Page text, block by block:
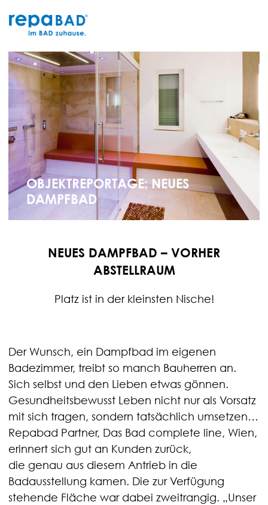
Inhalt
springen
OBJEKTREPORTAGE: NEUES
DAMPFBAD
NEUES DAMPFBAD – VORHER
ABSTELLRAUM
Platz ist in der kleinsten Nische!
Der Wunsch, ein Dampfbad im eigenen
Badezimmer, treibt so manch Bauherren an.
Sich selbst und den Lieben etwas gönnen.
Gesundheitsbewusst Leben nicht nur als Vorsatz
mit sich tragen, sondern tatsächlich umsetzen…
Repabad Partner, Das Bad complete line, Wien,
erinnert sich gut an Kunden zurück,
die genau aus diesem Antrieb in die
Badausstellung kamen. Die zur Verfügung
stehende Fläche war dabei zweitrangig. „Unser